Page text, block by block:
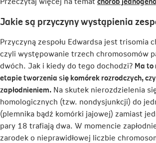
Jakie są przyczyny wystąpienia
Przyczyną zespołu Edwardsa jest trisomia
czyli występowanie trzech chromosomów
dwóch. Jak i kiedy do tego dochodzi? Ma to
etapie tworzenia się komórek rozrodczych,
zapłodnieniem. Na skutek nierozdzielenia
homologicznych (tzw. nondysjunkcji) do
(plemnika bądź komórki jajowej) zamiast
pary 18 trafiają dwa. W momencie
zarodek o nieprawidłowej liczbie